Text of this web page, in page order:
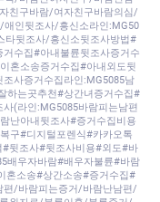
친구바람/여자친구바람의심/
인뒷조사/흥신소라인:MG50
타뒷조사/흥신소뒷조사방법#
수집#아내불륜뒷조사증거수
혼소송증거수집#아내외도뒷
사증거수집라인:MG5085남
하는곳추천#상간녀증거수집#
(라인:MG5085바람피는남편
난아내뒷조사#증거수집비용
구#디지털포렌식#카카오톡
뒷조사#뒷조사비용#외도#바
배우자바람#배우자불륜#바람
혼소송#상간소송#증거수집#
편/바람피는증거/바람난남편/